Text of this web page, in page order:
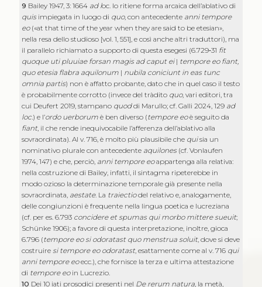
9 Bailey 1947, 3: 1664 ad loc. lo ritiene forma arcaica dell’ablativo di
quis impiegata in luogo di quo, con antecedente anni tempore
eo («at that time of the year when they are said to be etesian»,
nella resa dello studioso [vol. 1, 551], e così anche altri traduttori), ma
il parallelo richiamato a supporto di questa esegesi (6.729‑31 fit
quoque uti pluuiae forsan magis ad caput ei | tempore eo fiant,
quo etesia flabra aquilonum | nubila coniciunt in eas tunc
omnia partis) non è affatto probante, dato che in quel caso il testo
è probabilmente corrotto (invece del tràdito quo, vari editori, tra
cui Deufert 2019, stampano quoddi Marullo; cf. Galli 2024, 129 ad
loc.) e l’ordo uerborumè ben diverso (tempore eoè seguito da
fiant, il che rende inequivocabile l’afferenza dell’ablativo alla
sovraordinata). Al v. 716, è molto più plausibile che quisia un
nominativo plurale con antecedente aquilones(cf. Vonlaufen
1974, 147) e che, perciò, anni tempore eoappartenga alla relativa:
nella costruzione di Bailey, infatti, il sintagma ripeterebbe in
modo ozioso la determinazione temporale già presente nella
sovraordinata, aestate. La traiectiodel relativo e, analogamente,
delle congiunzioni è frequente nella lingua poetica e lucreziana
(cf. per es. 6.793 concidere et spumas qui morbo mittere sueuit;
Schünke 1906); a favore di questa interpretazione, inoltre, gioca
6.796 (tempore eo si odoratast quo menstrua sol­uit, dove si deve
costruire si tempore eo odoratast, esattamente come al v. 716 qui
anni tempore eoecc.), che fornisce la terza e ultima attestazione
di tempore eoin Lucrezio.
10 Dei 10 iati prosodici presenti nel De rerum natura , la metà,